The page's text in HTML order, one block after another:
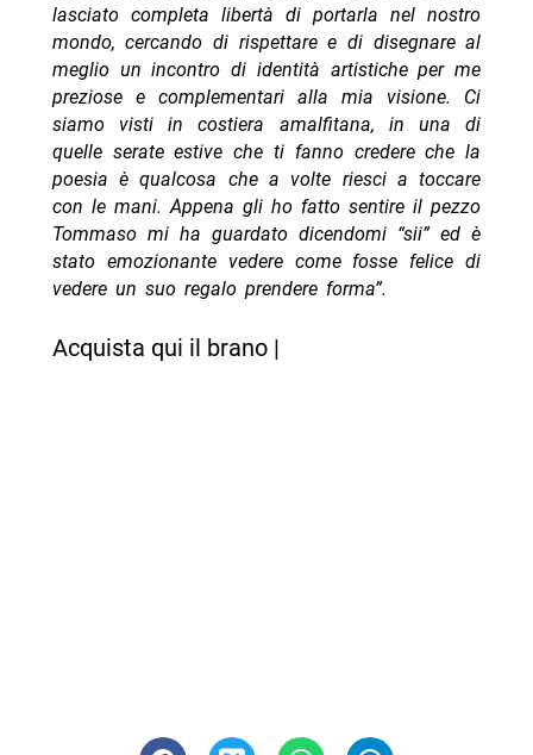
lasciato completa libertà di portarla nel nostro
mondo, cercando di rispettare e di disegnare al
meglio un incontro di identità artistiche per me
preziose e complementari alla mia visione. Ci
siamo visti in costiera amalfitana, in una di
quelle serate estive che ti fanno credere che la
poesia è qualcosa che a volte riesci a toccare
con le mani. Appena gli ho fatto sentire il pezzo
Tommaso mi ha guardato dicendomi “sii” ed è
stato emozionante vedere come fosse felice di
vedere un suo regalo prendere forma”.
Acquista qui il brano |